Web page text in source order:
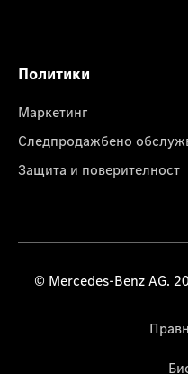
Политики
Маркетинг
Следпродажбено
Защита и поверителност
© Mercedes-Benz AG.